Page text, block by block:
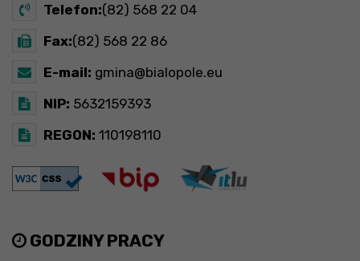
Telefon:(82) 568 22 04
Fax:(82) 568 22 86
E-mail: gmina@bialopole.eu
NIP: 5632159393
REGON: 110198110
GODZINY PRACY